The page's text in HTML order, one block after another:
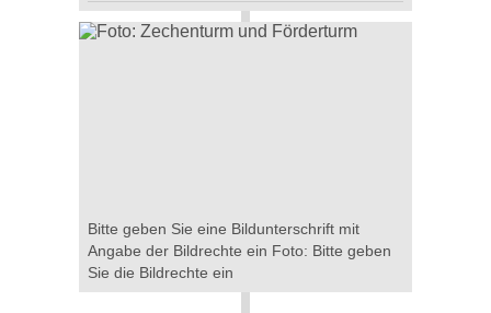
Bitte geben Sie eine Bildunterschrift mit
Angabe der Bildrechte ein Foto: Bitte geben
Sie die Bildrechte ein